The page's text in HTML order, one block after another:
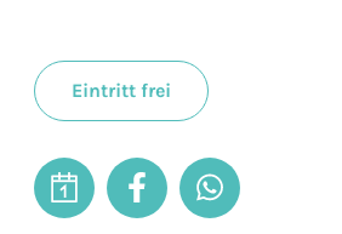
Eintritt frei